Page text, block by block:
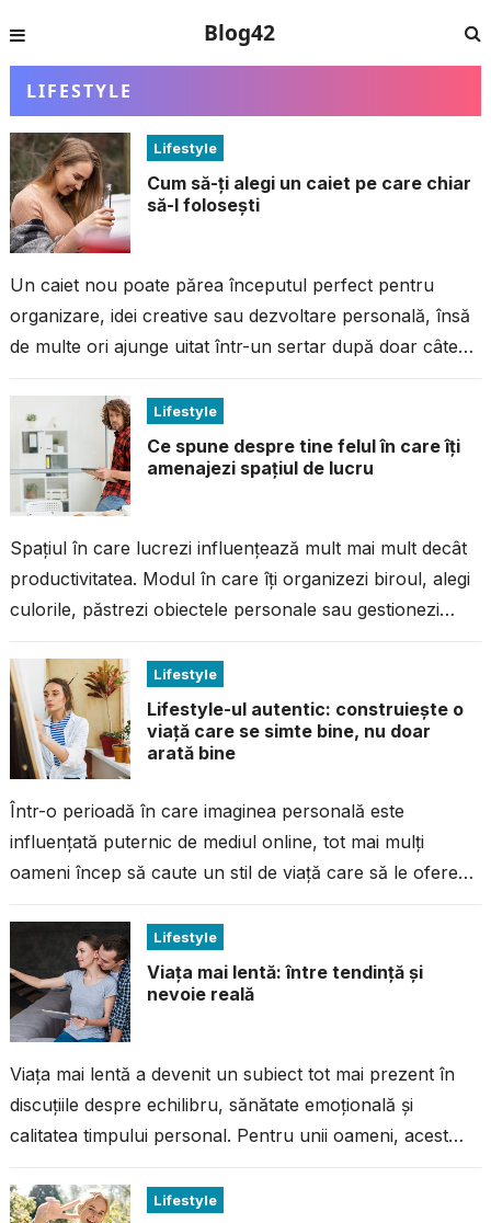
Blog42
LIFESTYLE
Lifestyle
Cum să-ți alegi un caiet pe care chiar
să-l folosești
Un caiet nou poate părea începutul perfect pentru
organizare, idei creative sau dezvoltare personală, însă
de multe ori ajunge uitat într-un sertar după doar câteva
Lifestyle
Ce spune despre tine felul în care îți
amenajezi spațiul de lucru
Spațiul în care lucrezi influențează mult mai mult decât
productivitatea. Modul în care îți organizezi biroul, alegi
culorile, păstrezi obiectele personale sau gestionezi
Lifestyle
Lifestyle-ul autentic: construiește o
viață care se simte bine, nu doar
arată bine
Într-o perioadă în care imaginea personală este
influențată puternic de mediul online, tot mai mulți
oameni încep să caute un stil de viață care să le ofere
Lifestyle
Viața mai lentă: între tendință și
nevoie reală
Viața mai lentă a devenit un subiect tot mai prezent în
discuțiile despre echilibru, sănătate emoțională și
calitatea timpului personal. Pentru unii oameni, acest
Lifestyle